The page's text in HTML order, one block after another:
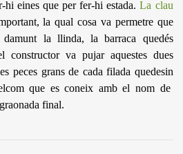
hi eines que per fer-hi estada.La clau
la qual cosa va permetre que
la llinda, la barraca quedés
constructor va pujar aquestes dues
peces grans de cada filada quedesin
que es coneix amb el nom de
final.